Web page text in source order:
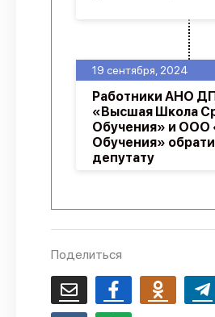
19 сентября, 2024
Работники АНО
«Высшая Школа
Обучения» и ООО
Обучения»
депутату
Поделиться